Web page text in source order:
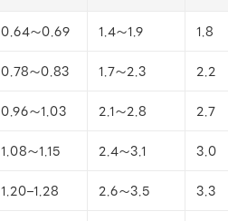
0.64～0.69 1.4～1.9 1.8
0.78～0.83 1.7～2.3 2.2
0.96～1.03 2.1～2.8 2.7
1.08～1.15 2.4～3.1 3.0
1.20–1.28 2.6～3.5 3.3